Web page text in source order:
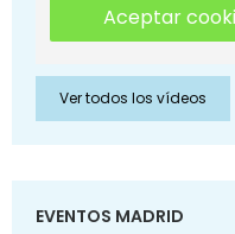
Aceptar
Ver todos los vídeos
EVENTOS MADRID